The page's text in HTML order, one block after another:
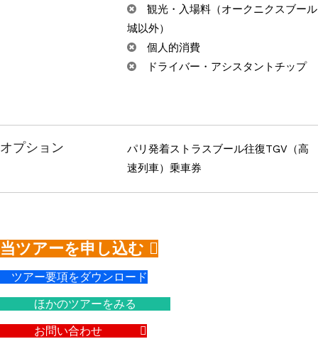
観光・入場料（オークニクスブール
城以外）
個人的消費
ドライバー・アシスタントチップ
オプション
パリ発着ストラスブール往復TGV（高
速列車）乗車券
当ツアーを申し込む
ツアー要項をダウンロード
ほかのツアーをみる
お問い合わせ